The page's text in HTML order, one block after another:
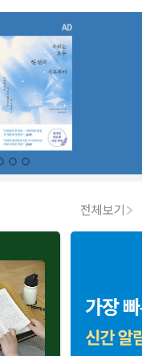
전체보기